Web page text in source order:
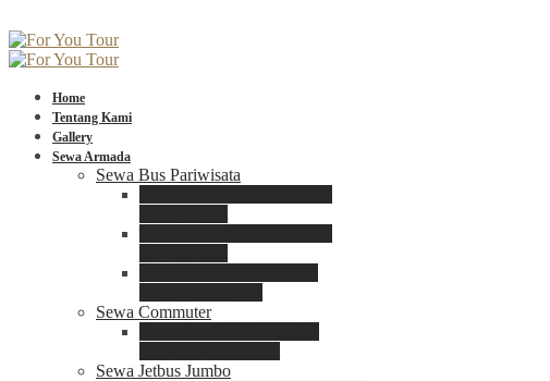
Home
Tentang Kami
Gallery
Sewa Armada
Sewa Bus Pariwisata
Sewa Commuter
Sewa Jetbus Jumbo